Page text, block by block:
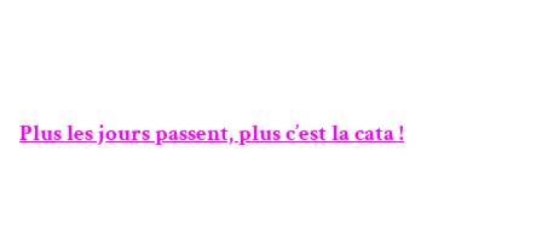
Plus les jours passent, plus c’est la cata !